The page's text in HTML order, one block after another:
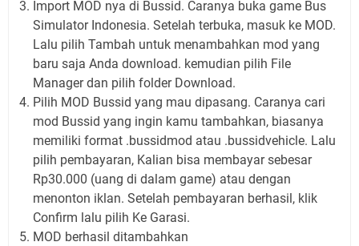
Import MOD nya di Bussid. Caranya buka game Bus
Simulator Indonesia. Setelah terbuka, masuk ke MOD.
Lalu pilih Tambah untuk menambahkan mod yang
baru saja Anda download. kemudian pilih File
Manager dan pilih folder Download.
Pilih MOD Bussid yang mau dipasang. Caranya cari
mod Bussid yang ingin kamu tambahkan, biasanya
memiliki format .bussidmod atau .bussidvehicle. Lalu
pilih pembayaran, Kalian bisa membayar sebesar
Rp30.000 (uang di dalam game) atau dengan
menonton iklan. Setelah pembayaran berhasil, klik
Confirm lalu pilih Ke Garasi.
MOD berhasil ditambahkan